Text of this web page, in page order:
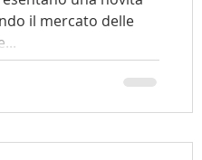
il mercato delle